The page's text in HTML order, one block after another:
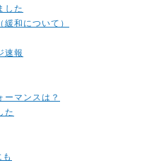
した
緩和について）
速報
ーマンスは？
た